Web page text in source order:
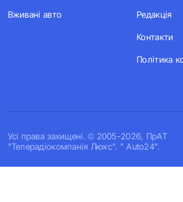
Усi права захищенi. © 2005-2026, ПрАТ
"Телерадіокомпанія Люкс". " Auto24".
Вживані авто Редакція
Контакти
Політика